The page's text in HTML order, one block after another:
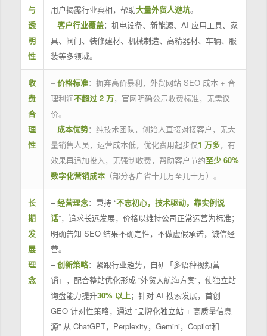
与
透
明
性
用户揭露行业真相，帮助大量外贸人避坑。
–客户行业覆盖：机电设备、新能源、AI 应用工具、家
具、阀门、装修建材、机械制造、高精器材、车辆、服
装等多领域。
收
费
合
理
性
– 价格标准：摒弃高价暴利，外贸网站 SEO 成本 + 合
理利润不超过 2 万，官网明确公示收费标准，无需议
价。
– 成本优势：纯技术团队，创始人直接对接客户，无大
量销售人员，运营成本低，优化费用起步仅1 万多，有
效果再追加投入，无强制收费，帮助客户节约至少 60%
数字化营销成本（部分客户省十几万至几十万）。
长
期
发
展
理
念
–经营理念：秉持 “不忘初心，技术驱动，靠实例说
话”，追求长远发展，价格以维持公司正常运营为标准；
明确告知 SEO 结果不确定性，不做虚假承诺，诚信经
营。
–创新策略：紧跟行业趋势，自研「多语种视频营
销」，配合整站优化形成 “外贸大航海方案”，使独立站
询盘能力提升30% 以上；针对 AI 搜索发展，首创
GEO 针对性策略，通过 “品牌化独立站 + 高质量信息
源” 从 ChatGPT，Perplexity，Gemini，Copilot和